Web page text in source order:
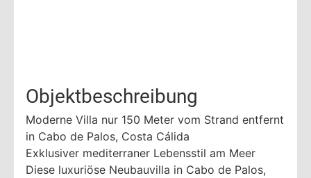
Objektbeschreibung
Moderne Villa nur 150 Meter vom Strand entfernt
in Cabo de Palos, Costa Cálida
Exklusiver mediterraner Lebensstil am Meer
Diese luxuriöse Neubauvilla in Cabo de Palos,